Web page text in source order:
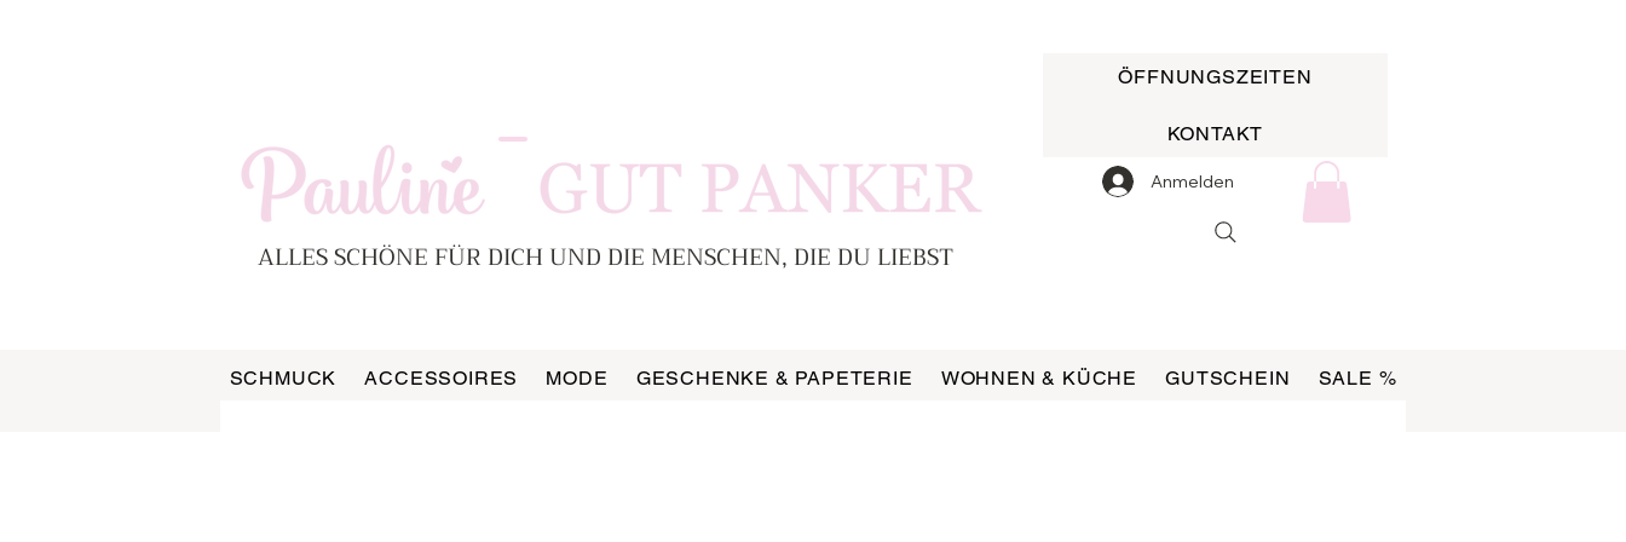
-
ALLES SCHÖNE FÜR DICH UND DIE MENSCHEN, DIE DU LIEBST
ÖFFNUNGSZEITEN
KONTAKT
Anmelden
SCHMUCK ACCESSOIRES MODE GESCHENKE & PAPETERIE WOHNEN & KÜCHE GUTSCHEIN SALE %